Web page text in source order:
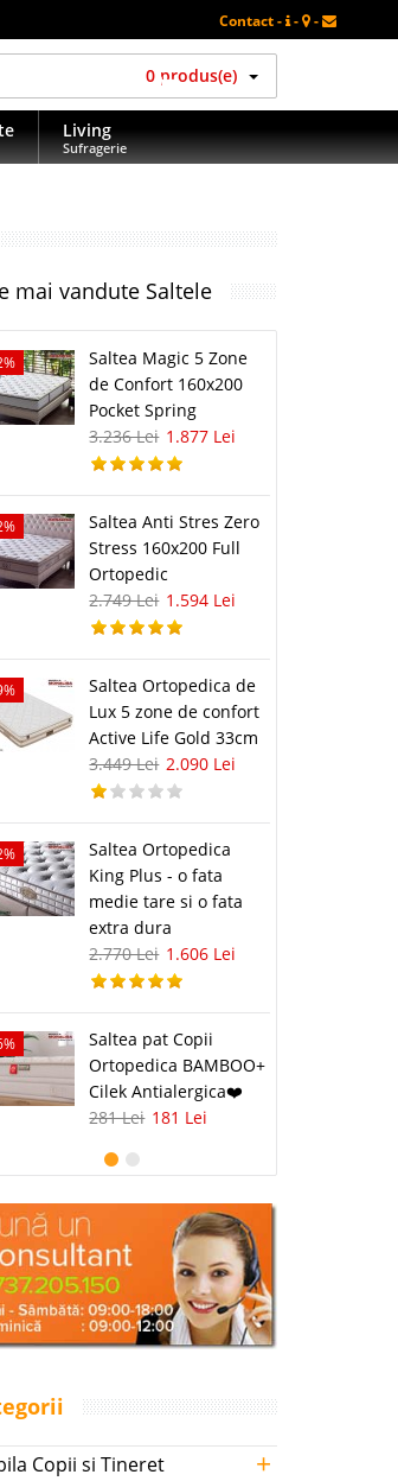
Contact - - -
0 produs(e)
Living
Sufragerie
mai vandute Saltele
Saltea Magic 5 Zone
de Confort 160x200
Pocket Spring
3.236 Lei 1.877 Lei
Saltea Anti Stres Zero
Stress 160x200 Full
Ortopedic
2.749 Lei 1.594 Lei
Saltea Ortopedica de
Lux 5 zone de confort
Active Life Gold 33cm
3.449 Lei 2.090 Lei
Saltea Ortopedica
King Plus - o fata
medie tare si o fata
extra dura
2.770 Lei 1.606 Lei
Saltea pat Copii
Ortopedica BAMBOO+
Cilek Antialergica❤️
281 Lei 181 Lei
Copii si Tineret +